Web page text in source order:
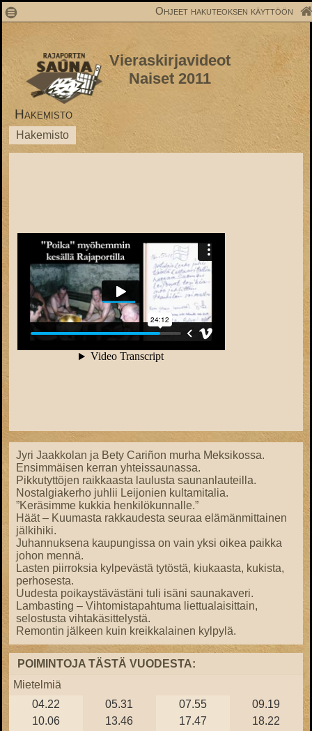
1 Ohjeet hakuteoksen käyttöön
Vieraskirjavideot
Naiset 2011
Hakemisto
Hakemisto
Jyri Jaakkolan ja Bety Cariñon murha Meksikossa.
Ensimmäisen kerran yhteissaunassa.
Pikkutyttöjen raikkaasta laulusta saunanlauteilla.
Nostalgiakerho juhlii Leijonien kultamitalia.
”Keräsimme kukkia henkilökunnalle.”
Häät – Kuumasta rakkaudesta seuraa elämänmittainen
jälkihiki.
Juhannuksena kaupungissa on vain yksi oikea paikka
johon mennä.
Lasten piirroksia kylpevästä tytöstä, kiukaasta, kukista,
perhosesta.
Uudesta poikaystävästäni tuli isäni saunakaveri.
Lambasting – Vihtomistapahtuma liettualaisittain,
selostusta vihtakäsittelystä.
Remontin jälkeen kuin kreikkalainen kylpylä.
POIMINTOJA TÄSTÄ VUODESTA:
Mietelmiä
04.22
05.31 07.55
09.19
10.06
13.46 17.47
18.22